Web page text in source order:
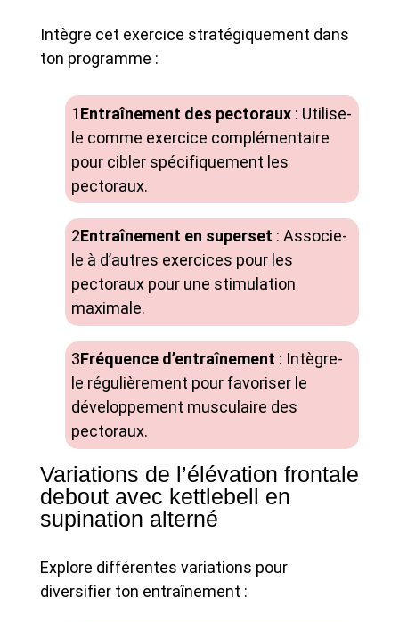
Intègre cet exercice stratégiquement dans
ton programme :
Entraînement des pectoraux: Utilise-
le comme exercice complémentaire
pour cibler spécifiquement les
pectoraux.
Entraînement en superset : Associe-
le à d’autres exercices pour les
pectoraux pour une stimulation
maximale.
Fréquence d’entraînement : Intègre-
le régulièrement pour favoriser le
développement musculaire des
pectoraux.
Variations de l’élévation frontale
debout avec kettlebell en
supination alterné
Explore différentes variations pour
diversifier ton entraînement :